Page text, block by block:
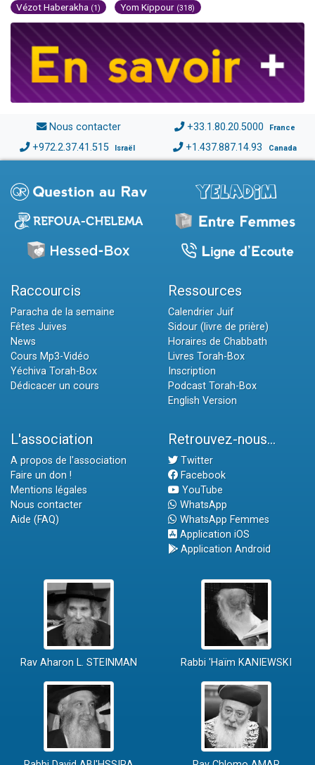
Vézot Haberakha (1) Yom Kippour (318)
Nous contacter +33.1.80.20.5000 France
+972.2.37.41.515 Israël +1.437.887.14.93 Canada
Raccourcis
Paracha de la semaine
Fêtes Juives
News
Cours Mp3-Vidéo
Yéchiva Torah-Box
Dédicacer un cours
Ressources
Calendrier Juif
Sidour (livre de prière)
Horaires de Chabbath
Livres Torah-Box
Inscription
Podcast Torah-Box
English Version
L'association
A propos de l'association
Faire un don !
Mentions légales
Nous contacter
Aide (FAQ)
Retrouvez-nous...
Twitter
Facebook
YouTube
WhatsApp
WhatsApp Femmes
Application iOS
Application Android
Rav Aharon L. STEINMAN Rabbi 'Haïm KANIEWSKI